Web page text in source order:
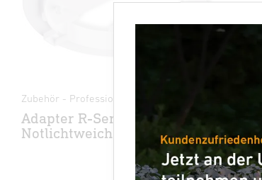
Zubehör - Professional Line
Adapter R-Serie für
Notlichtweiche